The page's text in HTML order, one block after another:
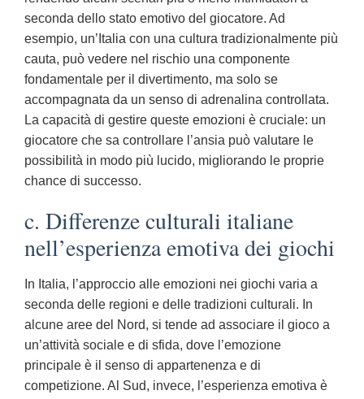
seconda dello stato emotivo del giocatore. Ad
esempio, un’Italia con una cultura tradizionalmente più
cauta, può vedere nel rischio una componente
fondamentale per il divertimento, ma solo se
accompagnata da un senso di adrenalina controllata.
La capacità di gestire queste emozioni è cruciale: un
giocatore che sa controllare l’ansia può valutare le
possibilità in modo più lucido, migliorando le proprie
chance di successo.
c. Differenze culturali italiane
nell’esperienza emotiva dei giochi
In Italia, l’approccio alle emozioni nei giochi varia a
seconda delle regioni e delle tradizioni culturali. In
alcune aree del Nord, si tende ad associare il gioco a
un’attività sociale e di sfida, dove l’emozione
principale è il senso di appartenenza e di
competizione. Al Sud, invece, l’esperienza emotiva è